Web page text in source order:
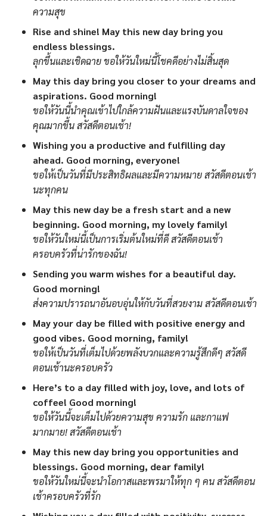
ความสุข
Rise and shine! May this new day bring you
endless blessings.
ลุกขึ้นและเชิดฉาย ขอให้วันใหม่นี้โชคดีอย่างไม่สิ้นสุด
May this day bring you closer to your dreams and
aspirations. Good morning!
ขอให้วันนี้นำคุณเข้าไปใกล้ความฝันและแรงบันดาลใจของ
คุณมากขึ้น สวัสดีตอนเช้า!
Wishing you a productive and fulfilling day
ahead. Good morning, everyone!
ขอให้เป็นวันที่มีประสิทธิผลและมีความหมาย สวัสดีตอนเช้า
นะทุกคน
May this new day be a fresh start and a new
beginning. Good morning, my lovely family!
ขอให้วันใหม่นี้เป็นการเริ่มต้นใหม่ที่ดี สวัสดีตอนเช้า
ครอบครัวที่น่ารักของฉัน!
Sending you warm wishes for a beautiful day.
Good morning!
ส่งความปรารถนาอันอบอุ่นให้กับวันที่สวยงาม สวัสดีตอนเช้า
May your day be filled with positive energy and
good vibes. Good morning, family!
ขอให้เป็นวันที่เต็มไปด้วยพลังบวกและความรู้สึกดีๆ สวัสดี
ตอนเช้านะครอบครัว
Here’s to a day filled with joy, love, and lots of
coffee! Good morning!
ขอให้วันนี้จะเต็มไปด้วยความสุข ความรัก และกาแฟ
มากมาย! สวัสดีตอนเช้า
May this new day bring you opportunities and
blessings. Good morning, dear family!
ขอให้วันใหม่นี้จะนำโอกาสและพรมาให้ทุก ๆ คน สวัสดีตอน
เช้าครอบครัวที่รัก